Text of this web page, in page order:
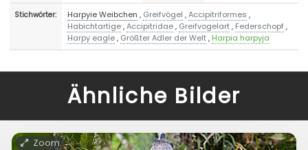
Stichwörter: Harpyie Weibchen , Greifvögel ,Accipitriformes ,
Habichtartige,Accipitridae, Greifvogelart, Federschopf,
Harpy eagle, Größter Adler der Welt, Harpia harpyja
Ähnliche Bilder
Zoom